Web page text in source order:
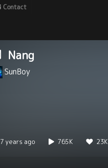
Contact
Nang
SunBoy
7 years ago 765K 23K